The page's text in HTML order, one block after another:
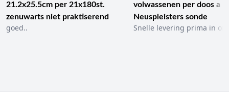
21.2x25.5cm per 21x180st.
zenuwarts niet praktiserend
goed..
volwassenen per doos a
Neuspleisters sonde
Snelle levering prima in